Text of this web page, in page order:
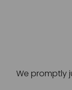
We promptly